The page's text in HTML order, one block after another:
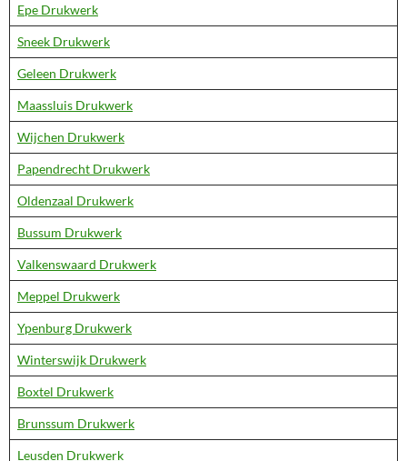
Epe Drukwerk
Sneek Drukwerk
Geleen Drukwerk
Maassluis Drukwerk
Wijchen Drukwerk
Papendrecht Drukwerk
Oldenzaal Drukwerk
Bussum Drukwerk
Valkenswaard Drukwerk
Meppel Drukwerk
Ypenburg Drukwerk
Winterswijk Drukwerk
Boxtel Drukwerk
Brunssum Drukwerk
Leusden Drukwerk